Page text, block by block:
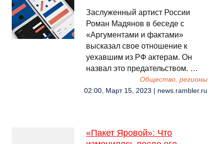
Заслуженный артист России
Роман Мадянов в беседе с
«Аргументами и фактами»
высказал свое отношение к
уехавшим из РФ актерам. Он
назвал это предательством. …
Общество, регионы
02:00, Март 15, 2023 | news.rambler.ru
«Пакет Яровой»: Что